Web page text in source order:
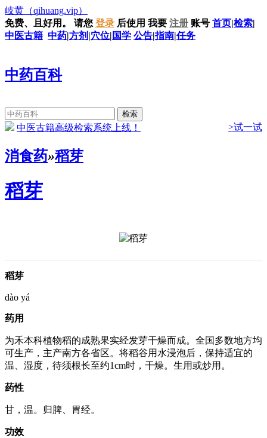
岐黄 （qihuang.vip）
免费、且好用。
请您 登录 后使用 我要 注册 账号 首页|检索|
中医古籍 中药|方剂 |穴位| 国学 公告|指南|任务
中药百科
中医古籍高级检索系统上线！ >试一试
消食药»稻芽
稻芽
稻芽
dào yá
药用
为禾本科植物稻的成熟果实经发芽干燥而成。全国多数地方均
可生产，主产南方各省区。将稻谷用水浸泡后，保持适宜的
温、湿度，待须根长至约1cm时，干燥。生用或炒用。
药性
甘，温。归脾、胃经。
功效